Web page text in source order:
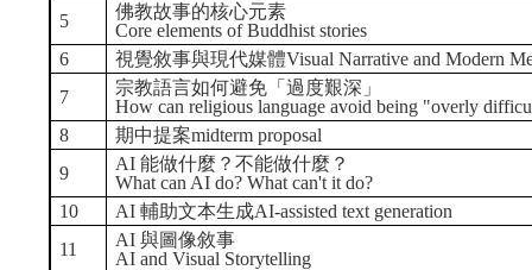
5
佛教故事的核心元素
Core elements of Buddhist stories
6
視覺敘事與現代媒體Visual Narrative and Modern
7
宗教語言如何避免「過度艱深」
How can religious language avoid being "overly
8
期中提案midterm proposal
9
AI 能做什麼？不能做什麼？
What can AI do? What can't it do?
10
AI 輔助文本生成AI-assisted text generation
11
AI 與圖像敘事
AI and Visual Storytelling